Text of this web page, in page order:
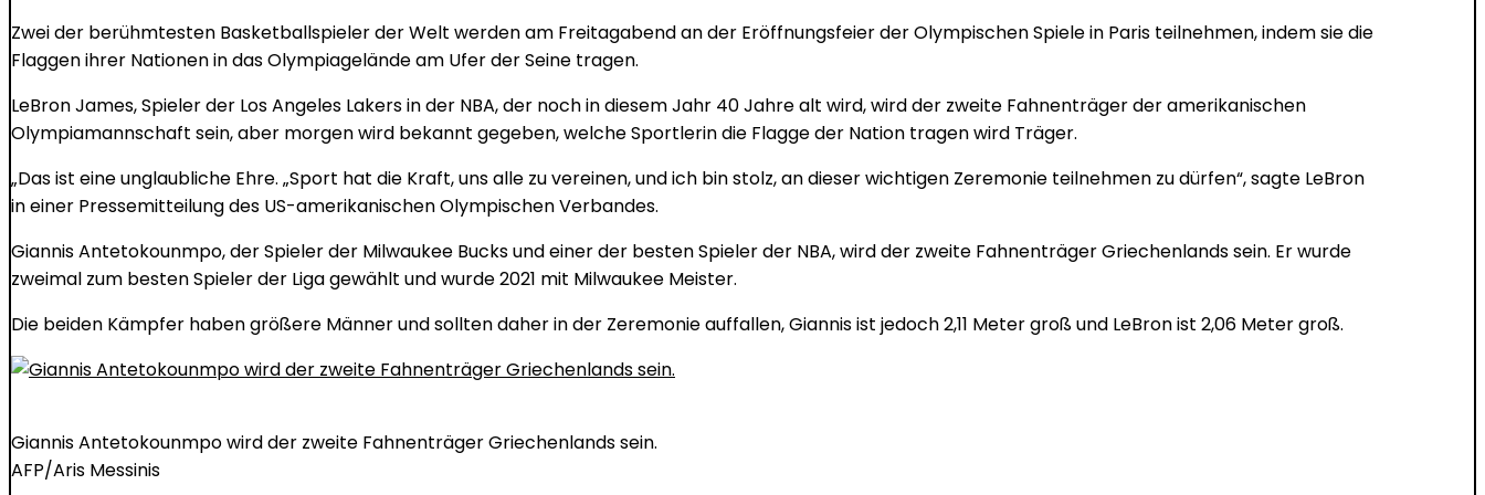
Zwei der berühmtesten Basketballspieler der Welt werden am Freitagabend an der Eröffnungsfeier der Olympischen Spiele in Paris teilnehmen, indem sie die
Flaggen ihrer Nationen in das Olympiagelände am Ufer der Seine tragen.
LeBron James, Spieler der Los Angeles Lakers in der NBA, der noch in diesem Jahr 40 Jahre alt wird, wird der zweite Fahnenträger der amerikanischen
Olympiamannschaft sein, aber morgen wird bekannt gegeben, welche Sportlerin die Flagge der Nation tragen wird Träger.
„Das ist eine unglaubliche Ehre. „Sport hat die Kraft, uns alle zu vereinen, und ich bin stolz, an dieser wichtigen Zeremonie teilnehmen zu dürfen“, sagte LeBron
in einer Pressemitteilung des US-amerikanischen Olympischen Verbandes.
Giannis Antetokounmpo, der Spieler der Milwaukee Bucks und einer der besten Spieler der NBA, wird der zweite Fahnenträger Griechenlands sein. Er wurde
zweimal zum besten Spieler der Liga gewählt und wurde 2021 mit Milwaukee Meister.
Die beiden Kämpfer haben größere Männer und sollten daher in der Zeremonie auffallen, Giannis ist jedoch 2,11 Meter groß und LeBron ist 2,06 Meter groß.
Giannis Antetokounmpo wird der zweite Fahnenträger Griechenlands sein.
AFP/Aris Messinis